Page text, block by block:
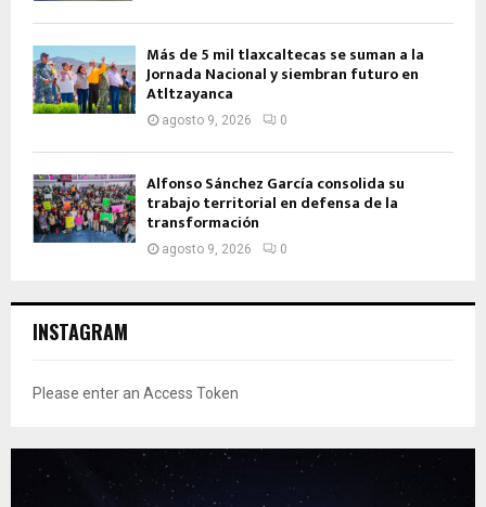
Más de 5 mil tlaxcaltecas se suman a la
Jornada Nacional y siembran futuro en
Atltzayanca
agosto 9, 2026 0
Alfonso Sánchez García consolida su
trabajo territorial en defensa de la
transformación
agosto 9, 2026 0
INSTAGRAM
Please enter an Access Token